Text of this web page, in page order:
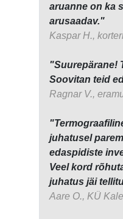
aruanne on ka
arusaadav."
Kaspar H.,
"Suurepärane!
Soovitan teid
Ragnar V.,
juhatusel
edaspidiste
Veel kord
juhatus jäi
Aare O., KÜ